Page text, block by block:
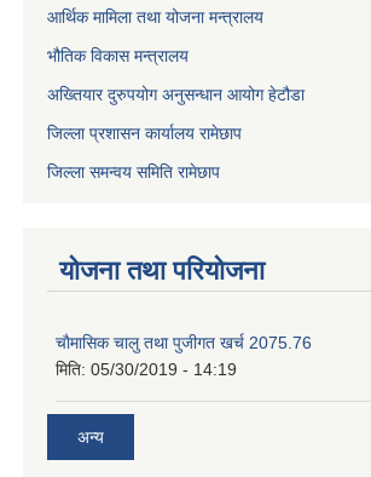
आर्थिक मामिला तथा योजना मन्त्रालय
भौतिक विकास मन्त्रालय
अख्तियार दुरुपयोग अनुसन्धान आयोग हेटौडा
जिल्ला प्रशासन कार्यालय रामेछाप
जिल्ला समन्वय समिति रामेछाप
योजना तथा परियोजना
चाैमासिक चालु तथा पुजीगत खर्च 2075.76
मिति: 05/30/2019 - 14:19
अन्य